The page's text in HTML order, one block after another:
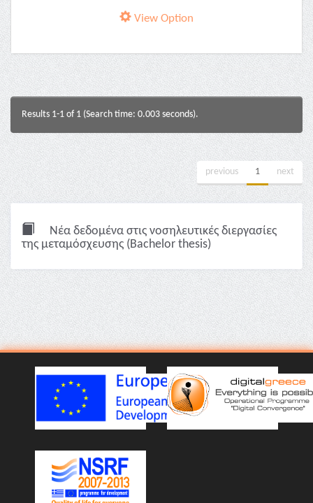
View Option
Results 1-1 of 1 (Search time: 0.003 seconds).
previous 1 next
Νέα δεδομένα στις νοσηλευτικές διεργασίες
της μεταμόσχευσης (Bachelor thesis)